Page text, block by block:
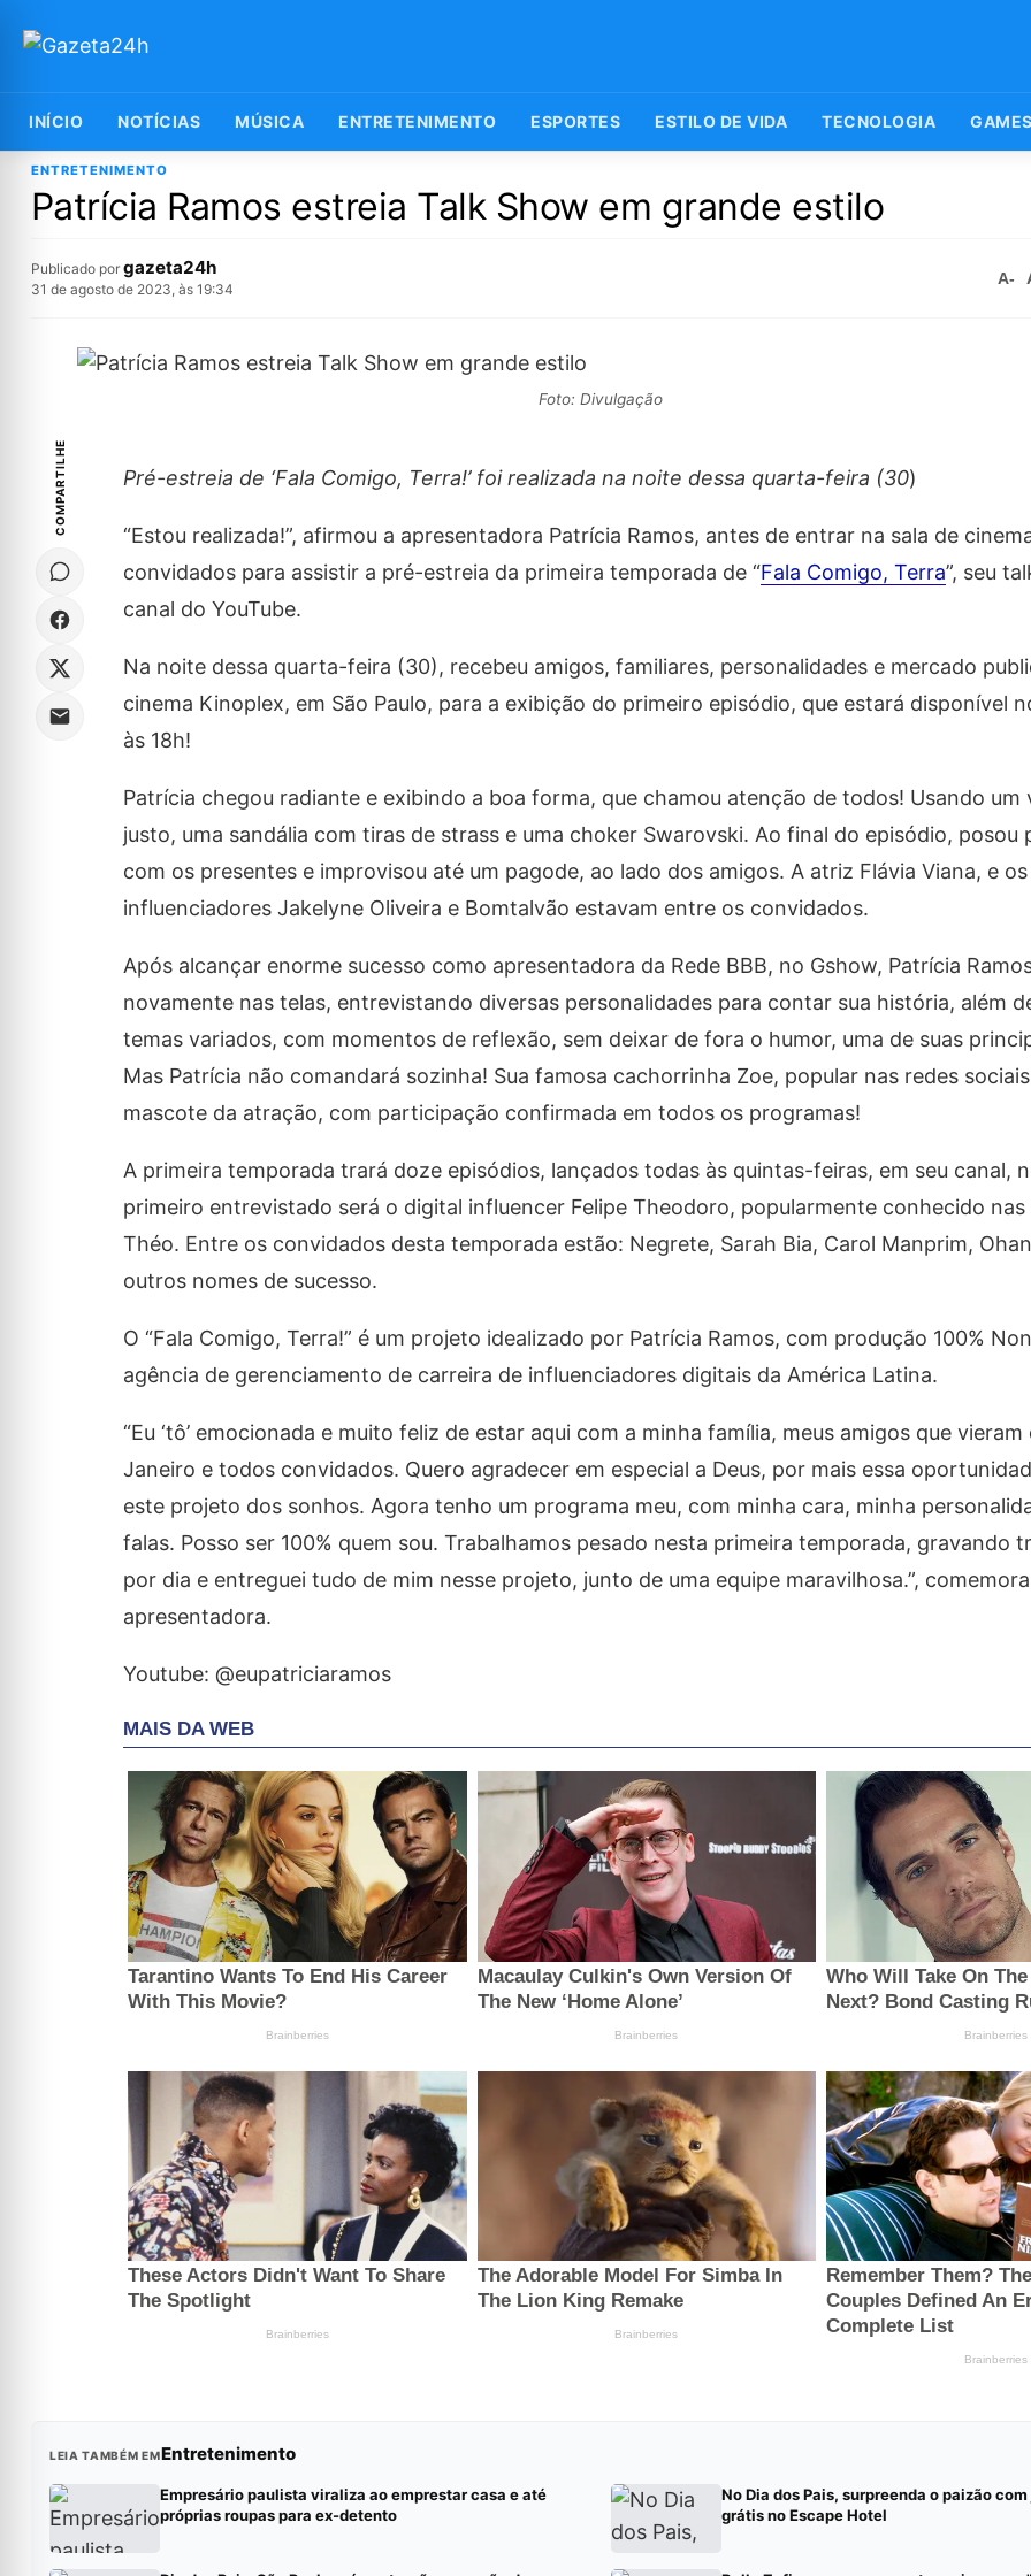
INÍCIO NOTÍCIAS MÚSICA ENTRETENIMENTO ESPORTES ESTILO DE VIDA TECNOLOGIA
ENTRETENIMENTO
Patrícia Ramos estreia Talk Show em grande estilo
Publicado por gazeta24h
31 de agosto de 2023, às 19:34
A-
Foto: Divulgação
COMPARTILHE Pré-estreia de ‘Fala Comigo, Terra!’ foi realizada na noite dessa quarta-feira (30)
“Estou realizada!”, afirmou a apresentadora Patrícia Ramos, antes de entrar na sala de
convidados para assistir a pré-estreia da primeira temporada de “Fala Comigo, Terra”, seu
canal do YouTube.
Na noite dessa quarta-feira (30), recebeu amigos, familiares, personalidades e mercado
cinema Kinoplex, em São Paulo, para a exibição do primeiro episódio, que estará disponível
às 18h!
Patrícia chegou radiante e exibindo a boa forma, que chamou atenção de todos! Usando
justo, uma sandália com tiras de strass e uma choker Swarovski. Ao final do episódio, posou
com os presentes e improvisou até um pagode, ao lado dos amigos. A atriz Flávia Viana, e os
influenciadores Jakelyne Oliveira e Bomtalvão estavam entre os convidados.
Após alcançar enorme sucesso como apresentadora da Rede BBB, no Gshow, Patrícia
novamente nas telas, entrevistando diversas personalidades para contar sua história, além
temas variados, com momentos de reflexão, sem deixar de fora o humor, uma de suas
Mas Patrícia não comandará sozinha! Sua famosa cachorrinha Zoe, popular nas redes
mascote da atração, com participação confirmada em todos os programas!
A primeira temporada trará doze episódios, lançados todas às quintas-feiras, em seu canal,
primeiro entrevistado será o digital influencer Felipe Theodoro, popularmente conhecido
Théo. Entre os convidados desta temporada estão: Negrete, Sarah Bia, Carol Manprim,
outros nomes de sucesso.
O “Fala Comigo, Terra!” é um projeto idealizado por Patrícia Ramos, com produção 100%
agência de gerenciamento de carreira de influenciadores digitais da América Latina.
“Eu ‘tô’ emocionada e muito feliz de estar aqui com a minha família, meus amigos que vieram
Janeiro e todos convidados. Quero agradecer em especial a Deus, por mais essa
este projeto dos sonhos. Agora tenho um programa meu, com minha cara, minha
falas. Posso ser 100% quem sou. Trabalhamos pesado nesta primeira temporada, gravando
por dia e entreguei tudo de mim nesse projeto, junto de uma equipe maravilhosa.”,
apresentadora.
Youtube: @eupatriciaramos
LEIA TAMBÉM EMEntretenimento
Empresário paulista viraliza ao emprestar casa e até
próprias roupas para ex-detento
No Dia dos Pais, surpreenda o paizão
grátis no Escape Hotel